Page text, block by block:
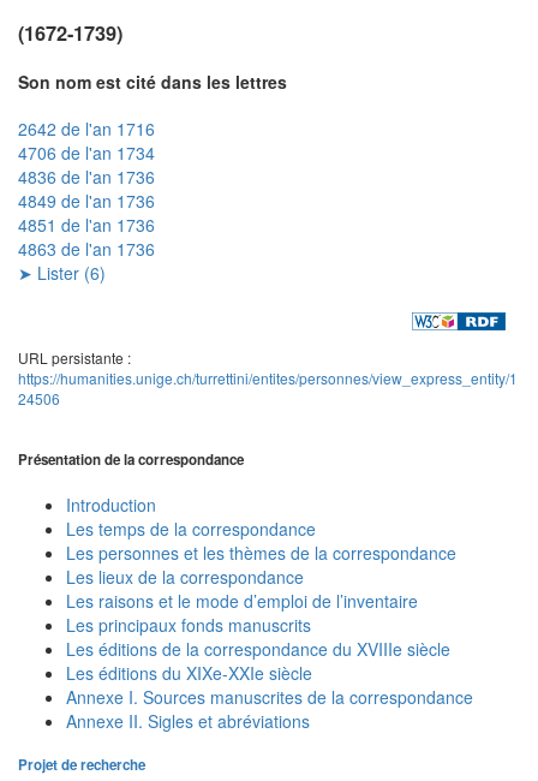
(1672-1739)
Son nom est cité dans les lettres
2642 de l'an 1716
4706 de l'an 1734
4836 de l'an 1736
4849 de l'an 1736
4851 de l'an 1736
4863 de l'an 1736
➤ Lister (6)
URL persistante :
https://humanities.unige.ch/turrettini/entites/personnes/view_express_entity/1
24506
Présentation de la correspondance
Introduction
Les temps de la correspondance
Les personnes et les thèmes de la correspondance
Les lieux de la correspondance
Les raisons et le mode d’emploi de l’inventaire
Les principaux fonds manuscrits
Les éditions de la correspondance du XVIIIe siècle
Les éditions du XIXe-XXIe siècle
Annexe I. Sources manuscrites de la correspondance
Annexe II. Sigles et abréviations
Projet de recherche